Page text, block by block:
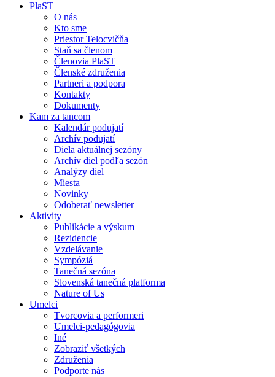
PlaST
O nás
Kto sme
Priestor Telocvičňa
Staň sa členom
Členovia PlaST
Členské združenia
Partneri a podpora
Kontakty
Dokumenty
Kam za tancom
Kalendár podujatí
Archív podujatí
Diela aktuálnej sezóny
Archív diel podľa sezón
Analýzy diel
Miesta
Novinky
Odoberať newsletter
Aktivity
Publikácie a výskum
Rezidencie
Vzdelávanie
Sympóziá
Tanečná sezóna
Slovenská tanečná platforma
Nature of Us
Umelci
Tvorcovia a performeri
Umelci-pedagógovia
Iné
Zobraziť všetkých
Združenia
Podporte nás